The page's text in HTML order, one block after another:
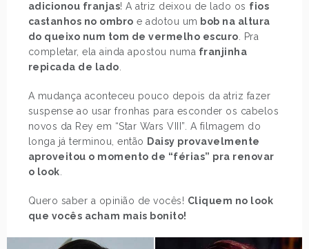
adicionou franjas! A atriz deixou de lado os fios
castanhos no ombro e adotou um bob na altura
do queixo num tom de vermelho escuro . Pra
completar, ela ainda apostou numa franjinha
repicada de lado
A mudança aconteceu pouco depois da atriz fazer
suspense ao usar fronhas para esconder os cabelos
novos da Rey em “Star Wars VIII”. A filmagem do
longa já terminou, então Daisy provavelmente
aproveitou o momento de “férias” pra renovar
o look
Quero saber a opinião de vocês! Cliquem no look
que vocês acham mais bonito!